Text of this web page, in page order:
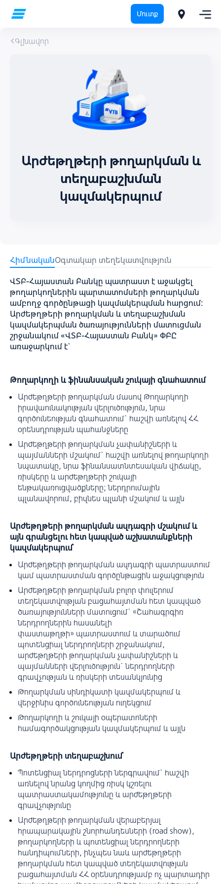
Մուտք
Գլխավոր
Արժեթղթերի թողարկման և
տեղաբաշխման
կազմակերպում
ՀիմնականՕգտակար տեղեկատվություն
ՎՏԲ-Հայաստան Բանկը պատրաստ է աջակցել
թողարկողներին պարտատոմսերի թողարկման
ամբողջ գործընթացի կազմակերպման հարցում։
Արժեթղթերի թողարկման և տեղաբաշխման
կազմակերպման ծառայությունների մատուցման
շրջանակում «ՎՏԲ-Հայաստան Բանկ» ՓԲԸ
առաջարկում է`
Թողարկողի և ‎ֆինանսական շուկայի գնահատում
Արժեթղթերի թողարկման մասով Թողարկողի
իրավաունակության վերլուծություն, նրա
գործունեության գնահատում` հաշվի առնելով ‎ՀՀ
օրենսդրության պահանջները
Արժեթղթերի թողարկման չափանիշների և
պայմանների մշակում` հաշվի առնելով թողարկողի
նպատակը, նրա ‎ֆինանսատնտեսական վիճակը,
ռիսկերը և արժեթղթերի շուկայի
ենթակառուցվածքները; ներդրումային
պլանավորում, բիզնես պլանի մշակում և այլն
Արժեթղթերի թողարկման ազդագրի մշակում և
այն գրանցելու հետ կապված աշխատանքների
կազմակերպում՝
Արժեթղթերի թողարկման ազդագրի պատրաստում
կամ պատրաստման գործընթացին աջակցություն
Արժեթղթերի թողարկման բոլոր փուլերում
տեղեկատվության բացահայտման հետ կապված
ծառայությունների մատուցում` «Շահագրգիռ
ներդրողներին հասանելի
փաստաթղթի» պատրաստում և տարածում
պոտենցիալ ներդրողների շրջանակում,
արժեթղթերի թողարկման չափանիշների և
պայմանների վերլուծություն` ներդրողների
գրավչության և ռիսկերի տեսանկյունից
Թողարկման սինդիկատի կազմակերպում և
վերջինիս գործունեության ուղեկցում
Թողարկողի և շուկայի օպերատոների
համագործակցության կազմակերպում և այլն
Արժեթղթերի տեղաբաշխում՝
Պոտենցիալ ներդրոցների ներգրավում` հաշվի
առնելով նրանց կողմից ռիսկ կշռելու
պատրաստակամությունը և արժեթղթերի
գրավչությունը
Արժեթղթերի թողարկման վերաբերյալ
հրապարակային շնորհանդեսների (road show),
թողարկողների և պոտենցիալ ներդրողների
հանդիպումների, ինչպես նաև արժեթղթերի
թողարկման հետ կապված տեղեկատվության
բացահայտման ՀՀ օրենսդրությամբ ոչ պարտադիր